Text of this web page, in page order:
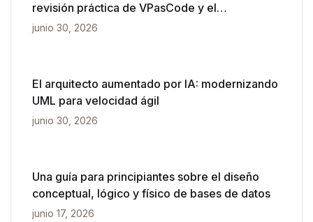
revisión práctica de VPasCode y el
diagramado impulsado por IA
junio 30, 2026
El arquitecto aumentado por IA: modernizando
UML para velocidad ágil
junio 30, 2026
Una guía para principiantes sobre el diseño
conceptual, lógico y físico de bases de datos
junio 17, 2026